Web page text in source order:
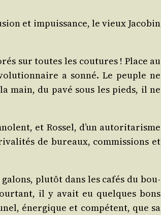
et impuis­sance, le vieux Jaco­bin
sur toutes les cou­tures ! Place au
a son­né. Le peuple ne
main, du pavé sous les pieds, il ne
et Ros­sel, d’un auto­ri­ta­risme
de bureaux, com­mis­sions et
plu­tôt dans les cafés du bou­
il y avait eu quelques bons
éner­gique et com­pé­tent, que sa